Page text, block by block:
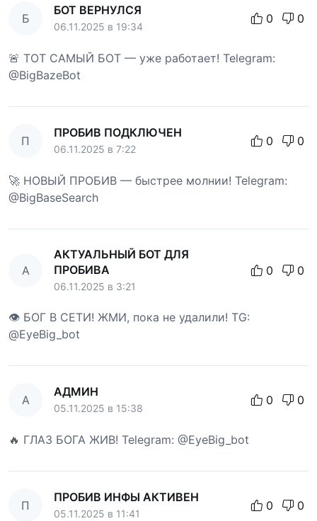
Б
БОТ ВЕРНУЛСЯ
06.11.2025 в 19:34
0 0
🚨 ТОТ САМЫЙ БОТ — уже работает! Telegram:
@BigBazeBot
П
ПРОБИВ ПОДКЛЮЧЕН
06.11.2025 в 7:22
0 0
🚀 НОВЫЙ ПРОБИВ — быстрее молнии! Telegram:
@BigBaseSearch
А
АКТУАЛЬНЫЙ БОТ ДЛЯ
ПРОБИВА
06.11.2025 в 3:21
0 0
👁 БОГ В СЕТИ! ЖМИ, пока не удалили! TG:
@EyeBig_bot
А
АДМИН
05.11.2025 в 15:38
0 0
🔥 ГЛАЗ БОГА ЖИВ! Telegram: @EyeBig_bot
П
ПРОБИВ ИНФЫ АКТИВЕН
05.11.2025 в 11:41
0 0